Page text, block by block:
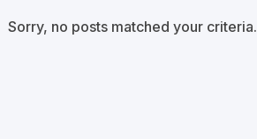
Sorry, no posts matched your criteria.